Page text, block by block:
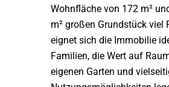
Wohnfläche von 172 m²
m² großen Grundstück viel
eignet sich die Immobilie
Familien, die Wert auf
eigenen Garten und